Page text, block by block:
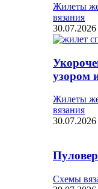
Жилеты
вязания
30.07.2026
узором
Жилеты
вязания
30.07.2026
Схемы